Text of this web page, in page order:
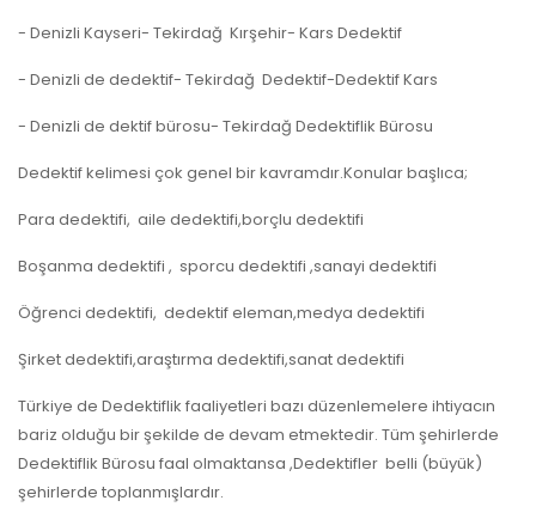
- Denizli Kayseri- Tekirdağ Kırşehir- Kars Dedektif
- Denizli de dedektif- Tekirdağ Dedektif-Dedektif Kars
- Denizli de dektif bürosu- Tekirdağ Dedektiflik Bürosu
Dedektif kelimesi çok genel bir kavramdır.Konular başlıca;
Para dedektifi, aile dedektifi,borçlu dedektifi
Boşanma dedektifi , sporcu dedektifi ,sanayi dedektifi
Öğrenci dedektifi, dedektif eleman,medya dedektifi
Şirket dedektifi,araştırma dedektifi,sanat dedektifi
Türkiye de Dedektiflik faaliyetleri bazı düzenlemelere ihtiyacın
bariz olduğu bir şekilde de devam etmektedir. Tüm şehirlerde
Dedektiflik Bürosu faal olmaktansa ,Dedektifler belli (büyük)
şehirlerde toplanmışlardır.